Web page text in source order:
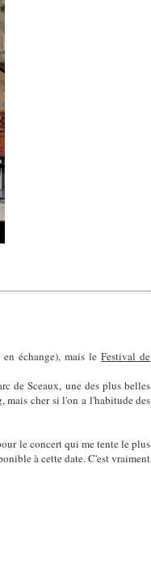
échange), mais leFestival de
de Sceaux, une des plus belles
mais cher si l'on a l'habitude des
le concert qui me tente le plus
à cette date. C'est vraiment